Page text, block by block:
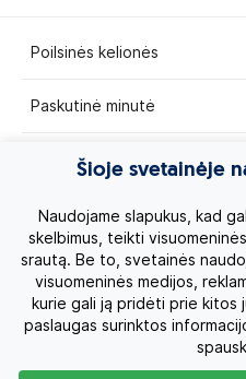
Poilsinės kelionės
Paskutinė minutė
Egzotinės kelionės
Kruizai
Kelionės po Lietuvą
Apie mus
Privatumo politika
Šioje svetainėje
Naudojame slapukus, kad
skelbimus, teikti
srautą. Be to, svetainės
visuomeninės medijos,
kurie gali ją pridėti prie kitos
paslaugas surinktos